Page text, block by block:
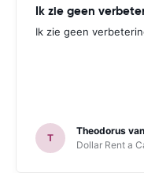
Ik zie geen
Ik zie geen
T
Theodorus
Dollar Rent a